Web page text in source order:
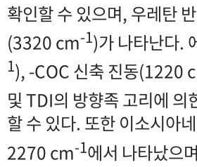
확인할 수 있으며, 우레탄
(3320 cm-1)가 나타난다.
1), -COC 신축 진동(1220
및 TDI의 방향족 고리에
할 수 있다. 또한 이소시아
2270 cm-1에서 나타났으